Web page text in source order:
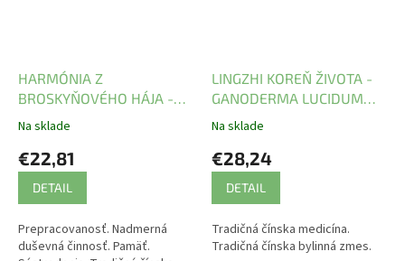
HARMÓNIA Z
BROSKYŇOVÉHO HÁJA -
GUI PI WAN - TCM Herbs
Na sklade
€22,81
DETAIL
Prepracovanosť. Nadmerná
duševná činnosť. Pamäť.
LINGZHI KOREŇ ŽIVOTA -
GANODERMA LUCIDUM
WAN -TCM Herbs
Na sklade
€28,24
DETAIL
Tradičná čínska medicína.
Tradičná čínska bylinná zmes.